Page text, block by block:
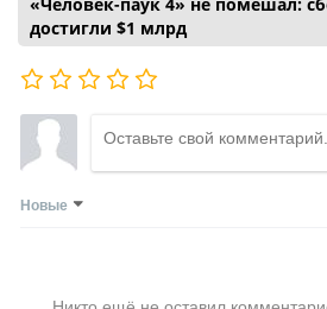
достигли $1 млрд
Новые